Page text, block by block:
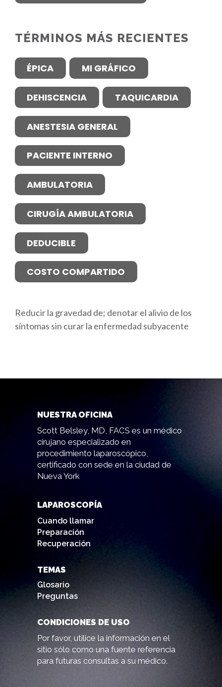
TÉRMINOS MÁS RECIENTES
ÉPICA MI GRÁFICO
DEHISCENCIA TAQUICARDIA
ANESTESIA GENERAL
PACIENTE INTERNO
AMBULATORIA
CIRUGÍA AMBULATORIA
DEDUCIBLE
COSTO COMPARTIDO
Reducir la gravedad de; denotar el alivio de los
síntomas sin curar la enfermedad subyacente
NUESTRA OFICINA
Scott Belsley, MD, FACS es un médico
cirujano especializado en
procedimiento laparoscópico,
certificado con sede en la ciudad de
Nueva York
LAPAROSCOPÍA
Cuando llamar
Preparación
Recuperación
TEMAS
Glosario
Preguntas
CONDICIONES DE USO
Por favor, utilice la información en el
sitio sólo como una fuente referencia
para futuras consultas a su médico.